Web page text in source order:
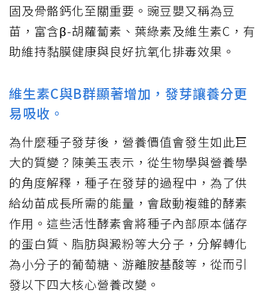
固及骨骼鈣化至關重要。豌豆嬰又稱為豆
苗，富含β-胡蘿蔔素、葉綠素及維生素C，有
助維持黏膜健康與良好抗氧化排毒效果。
維生素C與B群顯著增加，發芽讓養分更
易吸收。
為什麼種子發芽後，營養價值會發生如此巨
大的質變？陳美玉表示，從生物學與營養學
的角度解釋，種子在發芽的過程中，為了供
給幼苗成長所需的能量，會啟動複雜的酵素
作用。這些活性酵素會將種子內部原本儲存
的蛋白質、脂肪與澱粉等大分子，分解轉化
為小分子的葡萄糖、游離胺基酸等，從而引
發以下四大核心營養改變。